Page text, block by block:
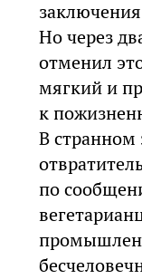
Но через
отменил
мягкий и
к
В странном
по